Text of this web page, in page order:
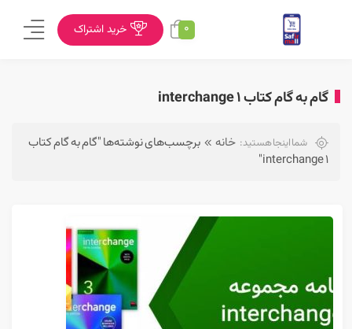
0 خرید اشتراک
گام به گام کتاب interchange 1
شما اینجا هستید: خانه
برچسب‌های نوشته‌ها "گام به گام کتاب
interchange 1"